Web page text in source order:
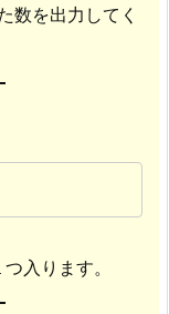
数を出力してく
入ります。